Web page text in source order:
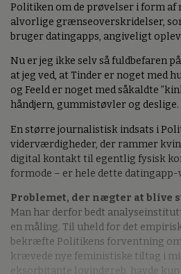
Politiken om de prøvelser i form af
alvorlige grænseoverskridelser,
bruger datingapps, angiveligt
Nu er jeg ikke selv så fuldbefaren
at jeg ved, at Tinder er noget med
og Feeld er noget med såkaldte
håndjern, gummistøvler og deslige.
En større journalistisk indsats i
viderværdigheder, der rammer
digital kontakt til egentlig fysisk
formode – er hele dette
Problemet, der nægter at blive
Man har derfor bedt
en måling. Til uheld for det
bekræfte Politikens forventning
krævede nye feministiske tiltag i
eksorbitante lovindgreb, havde